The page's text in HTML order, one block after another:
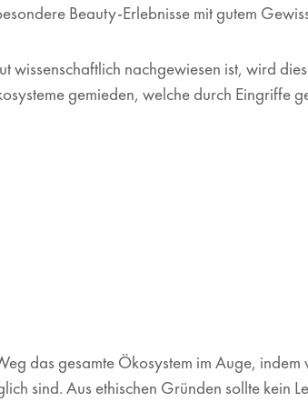
Beauty-Erlebnisse mit gutem
nachgewiesen ist, wird
gemieden, welche durch Eingriffe
das gesamte Ökosystem im Auge,
sind. Aus ethischen Gründen sollte kein